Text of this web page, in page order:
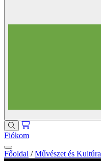
Fiókom
Főoldal / Művészet és Kultúra